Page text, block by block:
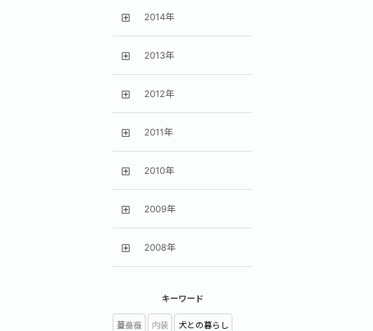
2014年
2013年
2012年
2011年
2010年
2009年
2008年
キーワード
蔓薔薇 内装 犬との暮らし